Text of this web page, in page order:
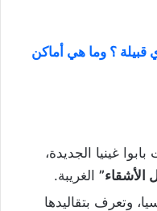
قبيلة ؟ وما هي أماكن
غينيا الجديدة،
الأشقاء” الغريبة.
وتعرف بتقاليدها